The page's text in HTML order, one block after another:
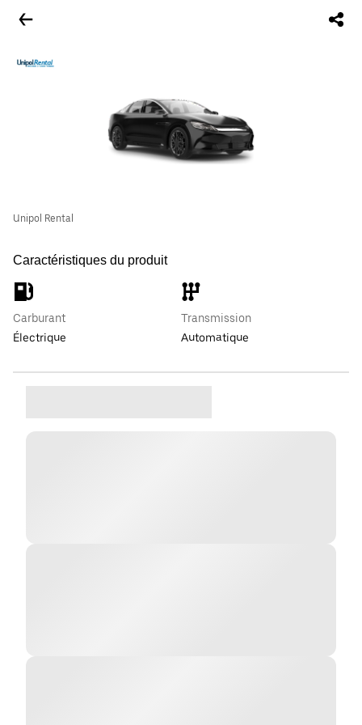
Unipol Rental
Caractéristiques du produit
Carburant
Électrique
Transmission
Automatique